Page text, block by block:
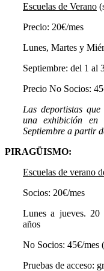
Escuelas de Verano
Precio: 20€/mes
Lunes, Martes y
Septiembre: del 1 al
Precio No Socios:
Las deportistas
una exhibición
Septiembre a partir
PIRAGÜISMO:
Escuelas de verano
Socios: 20€/mes
Lunes a jueves. 20
años
No Socios: 45€/mes
Pruebas de acceso: